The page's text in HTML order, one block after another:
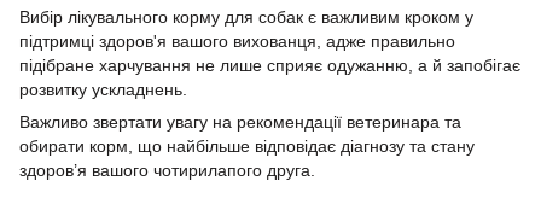
Вибір лікувального корму для собак є важливим кроком у
підтримці здоров'я вашого вихованця, адже правильно
підібране харчування не лише сприяє одужанню, а й запобігає
розвитку ускладнень.
Важливо звертати увагу на рекомендації ветеринара та
обирати корм, що найбільше відповідає діагнозу та стану
здоров’я вашого чотирилапого друга.